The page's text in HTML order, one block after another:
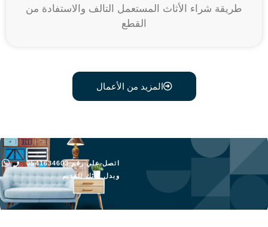
طريقة شراء الأثاث المستعمل التالف والاستفادة من
القطع
المزيد من الأعمال
اتصل علي رقم 0541634603
وبدل أثاثك القديم